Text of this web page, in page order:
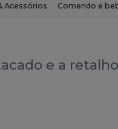
Acessórios Comendo e
e a retalho